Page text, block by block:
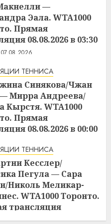
—
Эала. WTA1000
Прямая
08.08.2026 в 03:30
07.08.2026
ТЕННИСА
Синякова/Чжан
Мирра Андреева/
Кырстя. WTA1000
Прямая
08.08.2026 в 00:00
ТЕННИСА
Кесслер/
Пегула — Сара
Николь Меликар-
WTA1000 Торонто.
трансляция
в 21:00